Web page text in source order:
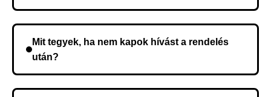
Mit tegyek, ha nem kapok hívást a rendelés
után?